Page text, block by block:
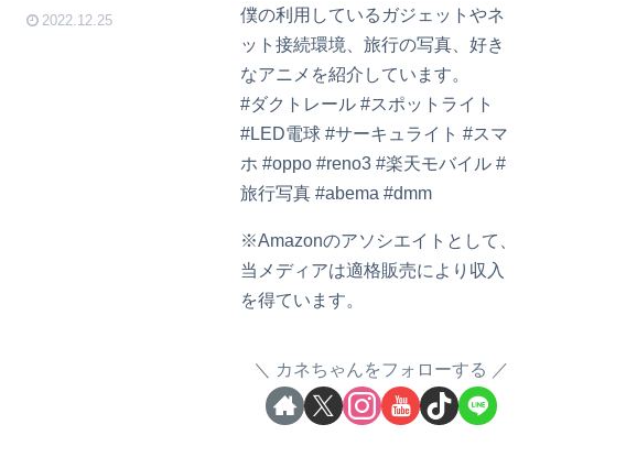
2022.12.25
僕の利用しているガジェットやネ
ット接続環境、旅行の写真、好き
なアニメを紹介しています。
#ダクトレール #スポットライト
#LED電球 #サーキュライト #スマ
ホ #oppo #reno3 #楽天モバイル #
旅行写真 #abema #dmm
※Amazonのアソシエイトとして、
当メディアは適格販売により収入
を得ています。
カネちゃんをフォローする